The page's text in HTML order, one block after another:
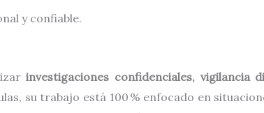
y confiable.
investigaciones confidenciales, vigilancia
su trabajo está 100 % enfocado en